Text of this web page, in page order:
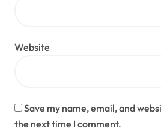
Website
Save my name, email, and
the next time I comment.